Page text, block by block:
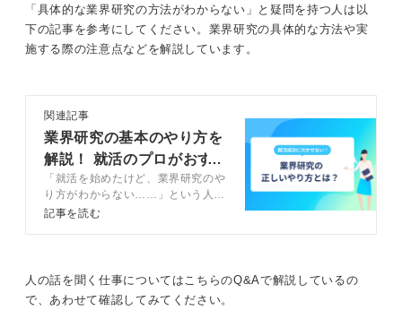
は難しいかもしれませんが、コーチング分野などで活躍
できる可能性もあります。心理学系の学生であれば、在
学中に受験できる可能性もあります。
つながる
また資格がなくても、人材会社のキャリアアドバイザー
のように、人の話を聞くことを仕事にすることは可能で
す。 入社後にキャリアコンサルタントの資格取得を勧め
られることもあります。
などがアピール要素になり得ます。安易に取得できる民
間のカウンセラー資格ではなく、実技として身に付く質
「具体的な業界研究の方法がわからない」と疑問を持つ人は以
下の記事を参考にしてください。業界研究の具体的な方法や実
施する際の注意点などを解説しています。
関連記事
業界研究の基本のやり方を
解説！ 就活のプロがおす
すめの方法を紹介
「就活を始めたけど、業界研究のや
り方がわからない……」という人は
多いでしょう。この記事では、業界
ためにも、早めに業界研究をおこな
ってくださいね。
記事を読む
人の話を聞く仕事についてはこちらのQ&Aで解説しているの
で、あわせて確認してみてください。